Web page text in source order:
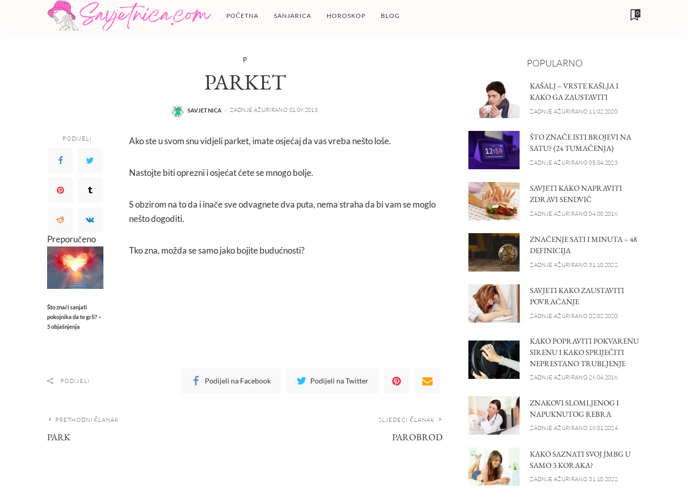
POČETNA SANJARICA HOROSKOP BLOG 0
P
PARKET
POSTED
SAVJETNICA ZADNJE AŽURIRANO 01.09.2013.
PODIJELI
Preporučeno
Što znači sanjati
pokojnika da te grli? –
5 objašnjenja
Ako ste u svom snu vidjeli parket, imate osjećaj da vas vreba nešto loše.
Nastojte biti oprezni i osjećat ćete se mnogo bolje.
S obzirom na to da i inače sve odvagnete dva puta, nema straha da bi vam se moglo
nešto dogoditi.
Tko zna, možda se samo jako bojite budućnosti?
PODIJELI Podijeli na Facebook Podijeli na Twitter
PRETHODNI ČLANAK
PARK
SLJEDEĆI ČLANAK
PAROBROD
POPULARNO
KAŠALJ – VRSTE KAŠLJA I
KAKO GA ZAUSTAVITI
ZADNJE AŽURIRANO 11.02.2020.
ŠTO ZNAČE ISTI BROJEVI NA
SATU? (24 TUMAČENJA)
ZADNJE AŽURIRANO 05.04.2023.
SAVJETI KAKO NAPRAVITI
ZDRAVI SENDVIČ
ZADNJE AŽURIRANO 04.05.2016.
ZNAČENJE SATI I MINUTA – 48
DEFINICIJA
ZADNJE AŽURIRANO 31.10.2022.
SAVJETI KAKO ZAUSTAVITI
POVRAĆANJE
ZADNJE AŽURIRANO 02.02.2020.
KAKO POPRAVITI POKVARENU
SIRENU I KAKO SPRIJEČITI
NEPRESTANO TRUBLJENJE
ZADNJE AŽURIRANO 26.04.2016.
ZNAKOVI SLOMLJENOG I
NAPUKNUTOG REBRA
ZADNJE AŽURIRANO 18.01.2024.
KAKO SAZNATI SVOJ JMBG U
SAMO 3 KORAKA?
ZADNJE AŽURIRANO 31.10.2022.